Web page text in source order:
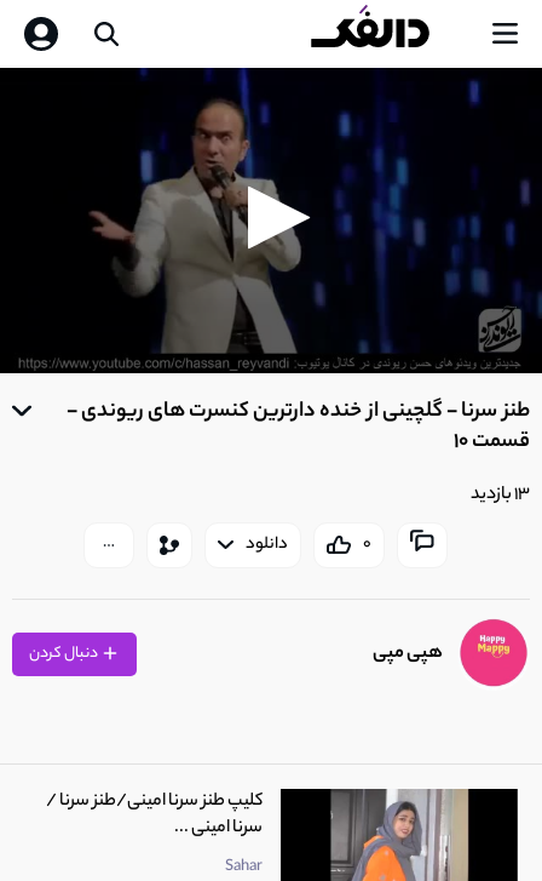
0
of
طنز سرنا - گلچینی از خنده دارترین کنسرت های ریوندی -
قسمت 10
13 بازدید
0 دانلود
هپی مپی
کلیپ طنز سرنا امینی/طنز سرنا /
سرنا امینی ...
Sahar